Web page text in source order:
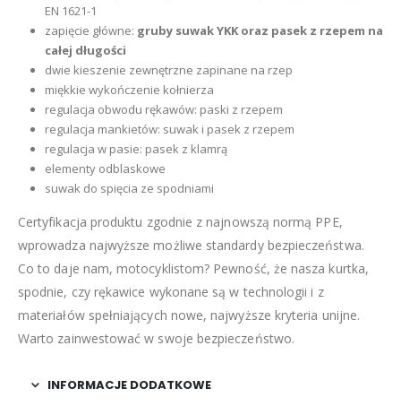
EN 1621-1
zapięcie główne: gruby suwak YKK oraz pasek z rzepem na
całej długości
dwie kieszenie zewnętrzne zapinane na rzep
miękkie wykończenie kołnierza
regulacja obwodu rękawów: paski z rzepem
regulacja mankietów: suwak i pasek z rzepem
regulacja w pasie: pasek z klamrą
elementy odblaskowe
suwak do spięcia ze spodniami
Certyfikacja produktu zgodnie z najnowszą normą PPE,
wprowadza najwyższe możliwe standardy bezpieczeństwa.
Co to daje nam, motocyklistom? Pewność, że nasza kurtka,
spodnie, czy rękawice wykonane są w technologii i z
materiałów spełniających nowe, najwyższe kryteria unijne.
Warto zainwestować w swoje bezpieczeństwo.
INFORMACJE DODATKOWE